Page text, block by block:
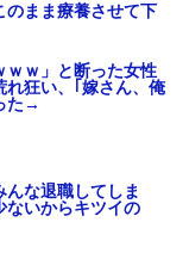
のまま療養させて下
ｗｗ」と断った女性
れ狂い、｢嫁さん、俺
た→
んな退職してしま
ないからキツイの